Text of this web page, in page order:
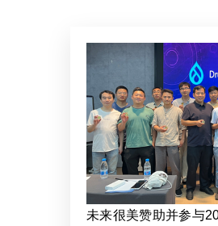
未来很美赞助并参与